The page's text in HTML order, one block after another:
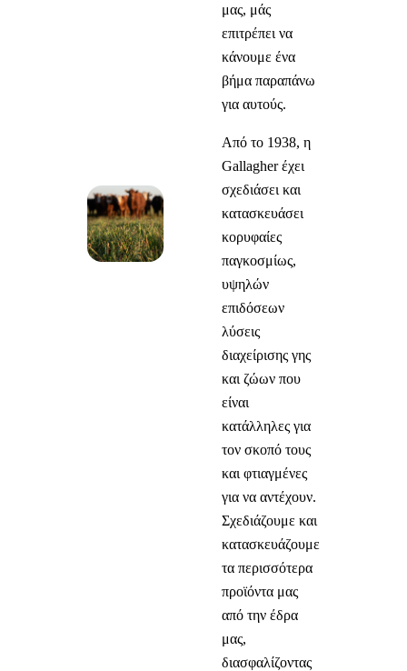
μας, μάς
επιτρέπει να
κάνουμε ένα
βήμα παραπάνω
για αυτούς.
Από το 1938, η
Gallagher έχει
σχεδιάσει και
κατασκευάσει
κορυφαίες
παγκοσμίως,
υψηλών
επιδόσεων
λύσεις
διαχείρισης γης
και ζώων που
είναι
κατάλληλες για
τον σκοπό τους
και φτιαγμένες
για να αντέχουν.
Σχεδιάζουμε και
κατασκευάζουμε
τα περισσότερα
προϊόντα μας
από την έδρα
μας,
διασφαλίζοντας